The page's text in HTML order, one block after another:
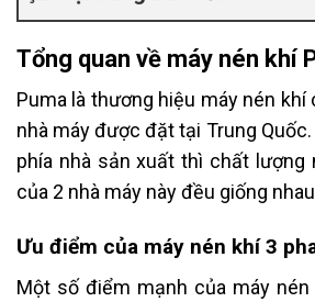
Tổng quan về máy nén khí
Puma là thương hiệu máy nén khí
nhà máy được đặt tại Trung
phía nhà sản xuất thì chất lượng
của 2 nhà máy này đều giống
Ưu điểm của máy nén khí 3
Một số điểm mạnh của máy